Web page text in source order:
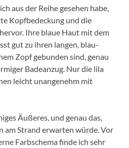
aus der Reihe gesehen habe,
Kopfbedeckung und die
Ihre blaue Haut mit dem
gut zu ihren langen, blau-
Zopf gebunden sind, genau
Badeanzug. Nur die lila
leicht unangenehm mit
Äußeres, und genau das,
am Strand erwarten würde. Vor
Farbschema finde ich sehr